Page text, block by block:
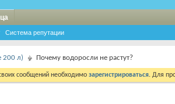
Система репутации
200 л) Почему водоросли не растут?
сообщений необходимо зарегистрироваться. Для